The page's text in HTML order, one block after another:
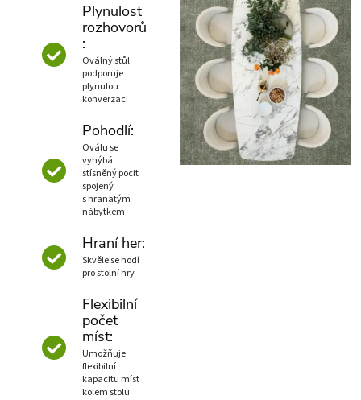
Plynulost
rozhovorů
:
Oválný stůl
podporuje
plynulou
konverzaci
Pohodlí:
Oválu se
vyhýbá
stísněný pocit
spojený
s hranatým
nábytkem
Hraní her:
Skvěle se hodí
pro stolní hry
Flexibilní
počet
míst:
Umožňuje
flexibilní
kapacitu míst
kolem stolu